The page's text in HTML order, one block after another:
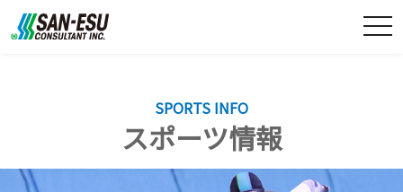
SPORTS INFO
スポーツ情報